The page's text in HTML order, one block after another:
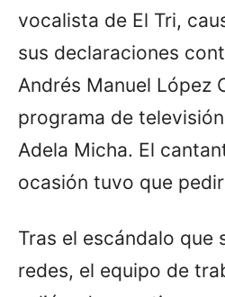
vocalista de El Tri,
sus declaraciones
Andrés Manuel López
programa de
Adela Micha. El
ocasión tuvo que
Tras el escándalo que
redes, el equipo de